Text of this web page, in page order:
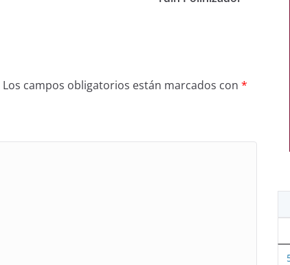
Los campos obligatorios están marcados con *